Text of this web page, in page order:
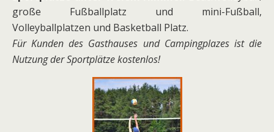
große Fußballplatz und mini-Fußball,
Volleyballplatzen und Basketball Platz.
Für Kunden des Gasthauses und Campingplazes ist die
Nutzung der Sportplätze kostenlos!